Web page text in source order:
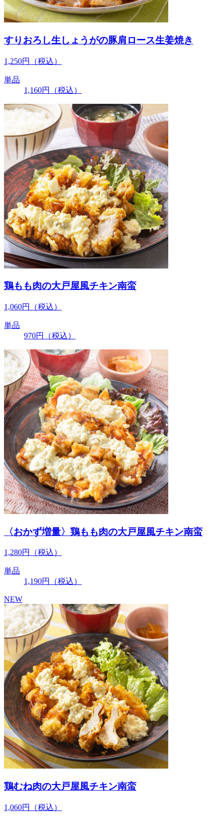
すりおろし生しょうがの豚肩ロース生姜焼き
1,250円 （税込）
単品
1,160円 （税込）
鶏もも肉の大戸屋風チキン南蛮
1,060円 （税込）
単品
970円 （税込）
〈おかず増量〉鶏もも肉の大戸屋風チキン南蛮
1,280円 （税込）
単品
1,190円 （税込）
NEW
鶏むね肉の大戸屋風チキン南蛮
1,060円 （税込）